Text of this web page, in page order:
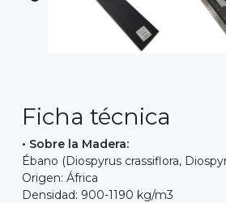
Ficha técnica
• Sobre la Madera:
Ébano (Diospyrus crassiflora,
Origen: África
Densidad: 900-1190 kg/m3